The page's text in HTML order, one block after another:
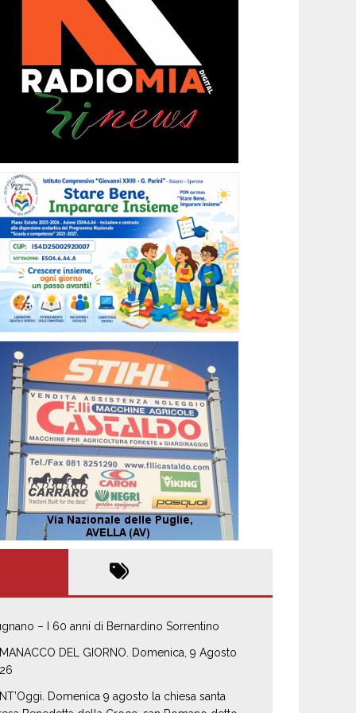
– I 60 anni di Bernardino Sorrentino
DEL GIORNO. Domenica, 9 Agosto
Domenica 9 agosto la chiesa santa